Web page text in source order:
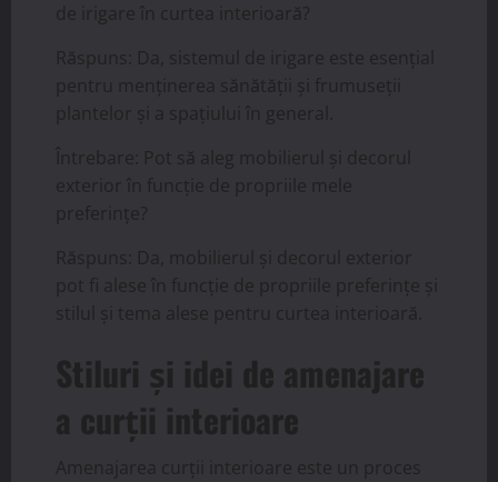
de irigare în curtea interioară?
Răspuns: Da, sistemul de irigare este esențial
pentru menținerea sănătății și frumuseții
plantelor și a spațiului în general.
Întrebare: Pot să aleg mobilierul și decorul
exterior în funcție de propriile mele
preferințe?
Răspuns: Da, mobilierul și decorul exterior
pot fi alese în funcție de propriile preferințe și
stilul și tema alese pentru curtea interioară.
Stiluri și idei de amenajare
a curții interioare
Amenajarea curții interioare este un proces